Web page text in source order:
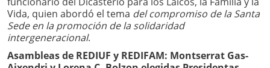
Vida, quien abordó el tema del compromiso de la Santa
Sede en la promoción de la solidaridad
intergeneracional.
Asambleas de REDIUF y REDIFAM: Montserrat Gas-